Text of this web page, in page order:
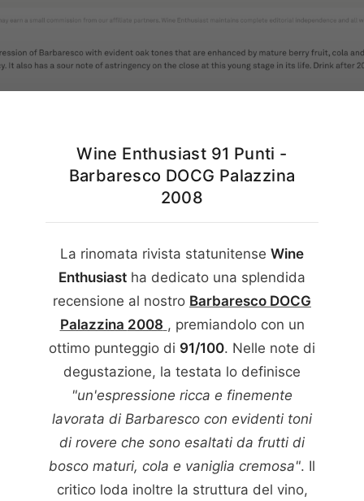
Wine Enthusiast 91 Punti -
Barbaresco DOCG Palazzina
2008
La rinomata rivista statunitense Wine
Enthusiast ha dedicato una splendida
recensione al nostro Barbaresco DOCG
Palazzina 2008 , premiandolo con un
ottimo punteggio di 91/100. Nelle note di
degustazione, la testata lo definisce
"un'espressione ricca e finemente
lavorata di Barbaresco con evidenti toni
di rovere che sono esaltati da frutti di
bosco maturi, cola e vaniglia cremosa". Il
critico loda inoltre la struttura del vino,
English